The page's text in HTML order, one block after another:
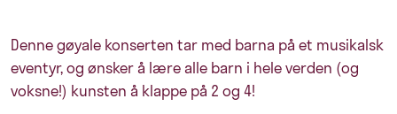
Denne gøyale konserten tar med barna på et musikalsk
eventyr, og ønsker å lære alle barn i hele verden (og
voksne!) kunsten å klappe på 2 og 4!